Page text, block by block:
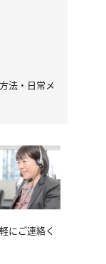
法・日常メ
にご連絡く